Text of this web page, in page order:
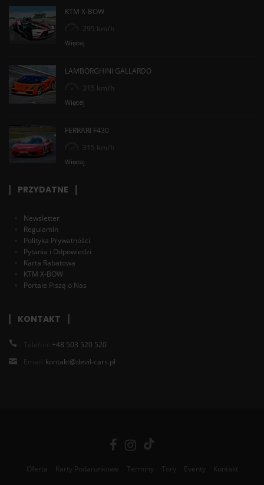
KTM X-BOW
295 km/h
Więcej
LAMBORGHINI GALLARDO
315 km/h
Więcej
FERRARI F430
315 km/h
Więcej
PRZYDATNE
Newsletter
Regulamin
Polityka Prywatności
Pytania i Odpowiedzi
Karta Rabatowa
KTM X-BOW
Portale Piszą o Nas
KONTAKT
Telefon: +48 503 520 520
Email: kontakt@devil-cars.pl
Oferta Karty Podarunkowe Terminy Tory Eventy Kontakt